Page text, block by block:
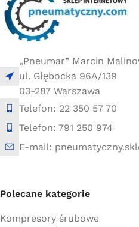
„Pneumar” Marcin
ul. Głębocka 96A/139
03-287 Warszawa
Telefon: 22 350 57 70
Telefon: 791 250 974
E-mail:
Polecane kategorie
Kompresory śrubowe